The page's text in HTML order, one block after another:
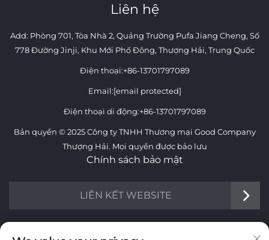
Liên hệ
Add: Phòng 701, Tòa Nhà 2, Quảng Trường Pufa Jiang Cheng, Số
778 Đường Jinji, Khu Mới Phố Đông, Thượng Hải, Trung Quốc
Điện thoại:+86-13701797089
Email:[email protected]
Điện thoại di động:+86-13701797089
Bản quyền © 2025 Công ty TNHH Thương mại Good Company
Thượng Hải. Mọi quyền được bảo lưu
Chính sách bảo mật
LIÊN KẾT WEBSITE
THÔNG TIN